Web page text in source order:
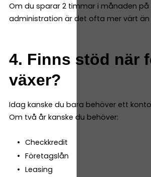
Om du sparar 2 timmar i månaden på
administration är det ofta mer värt än
4. Finns stöd när
växer?
Idag kanske du bara behöver ett
Om två år kanske du behöver:
Checkkredit
Företagslån
Leasing